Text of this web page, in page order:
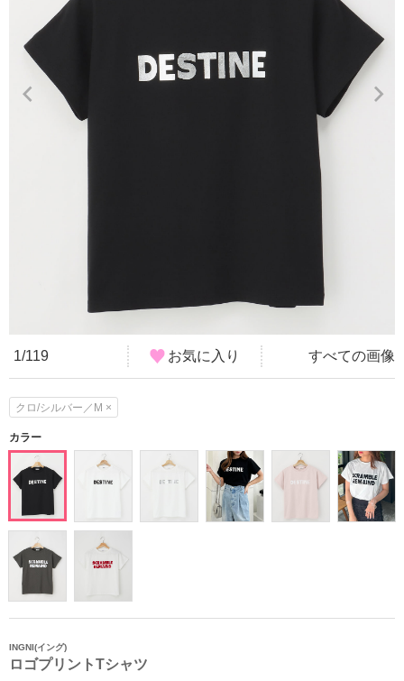
1/119 お気に入り すべての画像
クロ/シルバー／M ×
カラー
INGNI(イング)
ロゴプリントTシャツ